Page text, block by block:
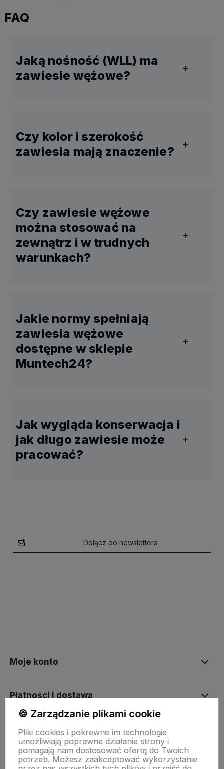
FAQ
Jaką nośność (WLL) ma
zawiesie wężowe?
Czy kolor i szerokość
zawiesia mają znaczenie?
zawiesia
(podnoszenie
proste)
Fioletowy 1 tona
Żółty 3 tony
Szary
Przemysł
Czy zawiesie wężowe
można stosować na
zewnątrz i w trudnych
warunkach?
Jakie normy spełniają
zawiesia wężowe
dostępne w sklepie
Muntech24?
Jak wygląda konserwacja i
jak długo zawiesie może
pracować?
Dołącz do newslettera
Moje konto
Płatności i dostawa
Informacje
O firmie
🍪 Zarządzanie plikami cookie
Pliki cookies i pokrewne im technologie
umożliwiają poprawne działanie strony i
pomagają nam dostosować ofertę do Twoich
potrzeb. Możesz zaakceptować wykorzystanie